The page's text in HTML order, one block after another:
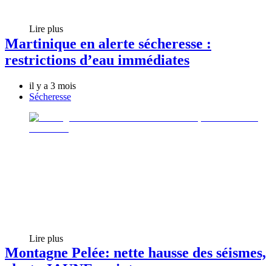
Lire plus
Martinique en alerte sécheresse :
restrictions d’eau immédiates
il y a 3 mois
Sécheresse
Lire plus
Montagne Pelée: nette hausse des séismes,